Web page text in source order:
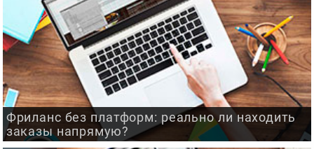
Фриланс без платформ: реально ли находить
заказы напрямую?